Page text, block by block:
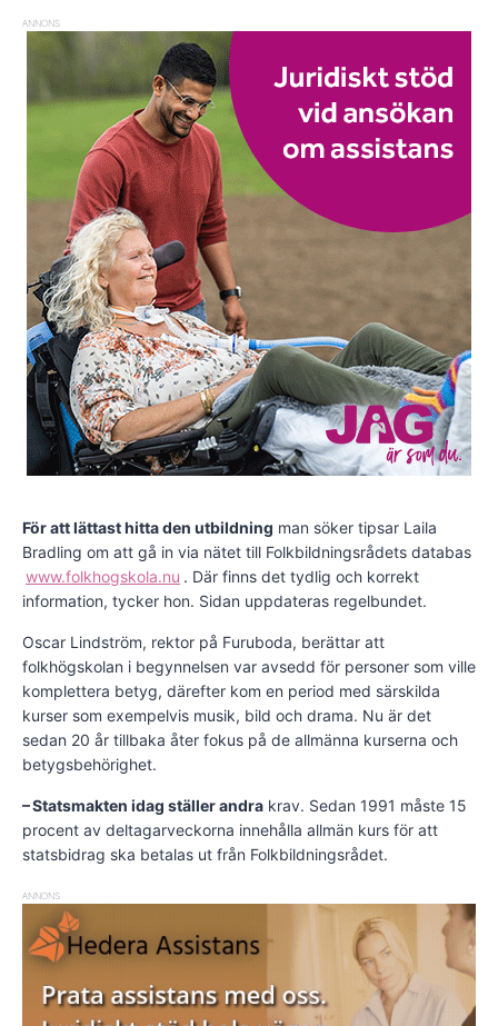
ANNONS
För att lättast hitta den utbildning man söker tipsar Laila
Bradling om att gå in via nätet till Folkbildningsrådets databas
www.folkhogskola.nu . Där finns det tydlig och korrekt
information, tycker hon. Sidan uppdateras regelbundet.
Oscar Lindström, rektor på Furuboda, berättar att
folkhögskolan i begynnelsen var avsedd för personer som ville
komplettera betyg, därefter kom en period med särskilda
kurser som exempelvis musik, bild och drama. Nu är det
sedan 20 år tillbaka åter fokus på de allmänna kurserna och
betygsbehörighet.
– Statsmakten idag ställer andra krav. Sedan 1991 måste 15
procent av deltagarveckorna innehålla allmän kurs för att
statsbidrag ska betalas ut från Folkbild­nings­rådet.
ANNONS